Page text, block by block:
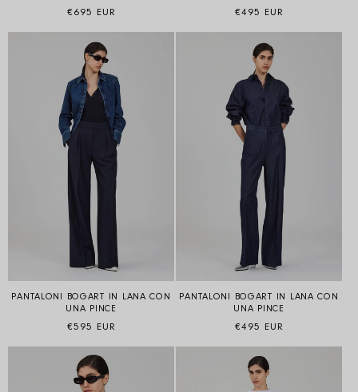
Prezzo di listino
€695 EUR Prezzo di listino
€495 EUR
PANTALONI BOGART IN LANA CON
UNA PINCE
Prezzo di listino
€595 EUR
PANTALONI BOGART IN LANA CON
UNA PINCE
Prezzo di listino
€495 EUR